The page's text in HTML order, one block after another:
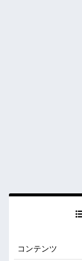
コンテンツ